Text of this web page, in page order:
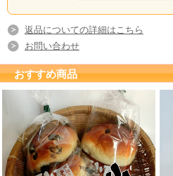
返品についての詳細はこちら
お問い合わせ
おすすめ商品